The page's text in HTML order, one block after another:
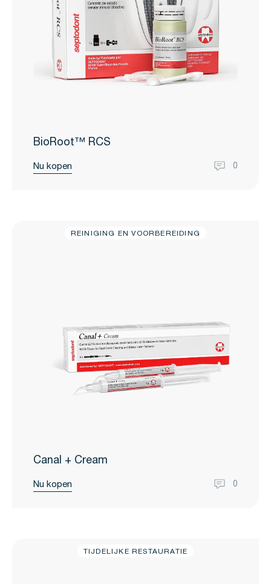
BioRoot™ RCS
0
Nu kopen
REINIGING EN VOORBEREIDING
Canal + Cream
0
Nu kopen
TIJDELIJKE RESTAURATIE